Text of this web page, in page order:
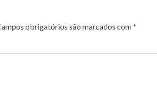
obrigatórios são marcados com*